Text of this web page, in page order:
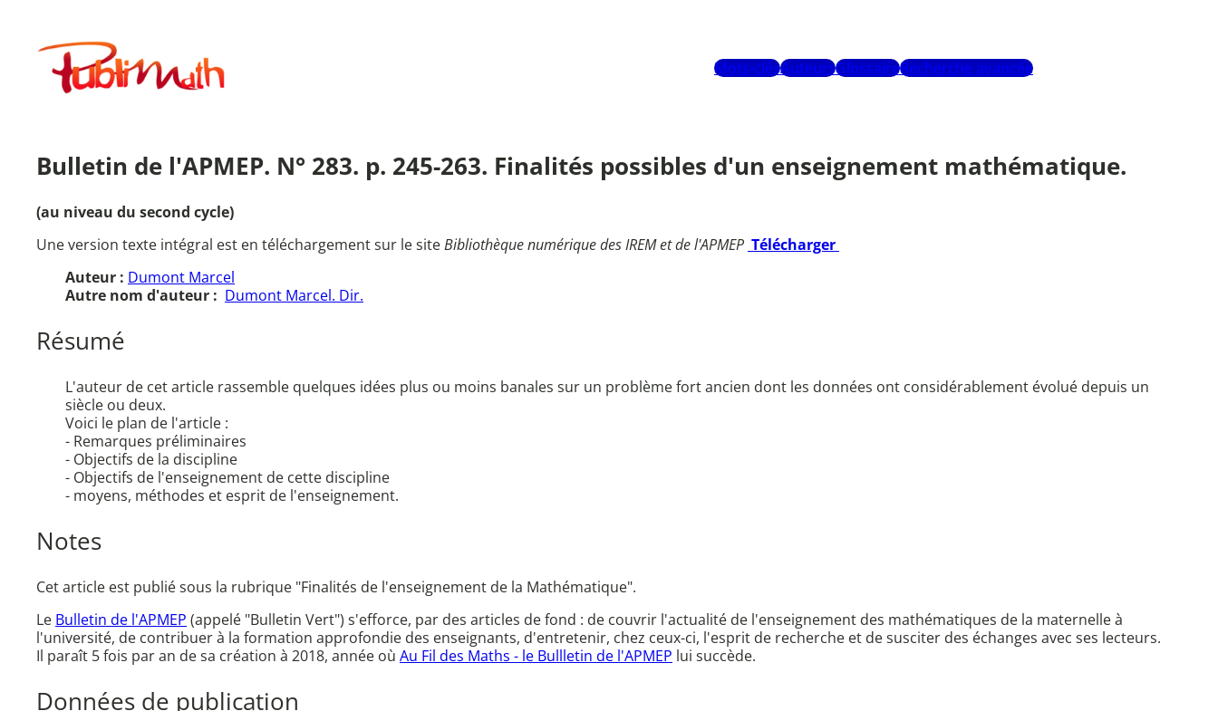
contenuPublimath
Mots-clésAuteursGlossaireRecherche avancée
Bulletin de l'APMEP. N° 283. p. 245-263. Finalités possibles d'un enseignement mathématique.
(au niveau du second cycle)
Une version texte intégral est en téléchargement sur le siteBibliothèque numérique des IREM et de l'APMEP Télécharger
Auteur : Dumont Marcel
Autre nom d'auteur : Dumont Marcel. Dir.
Résumé
L'auteur de cet article rassemble quelques idées plus ou moins banales sur un problème fort ancien dont les données ont considérablement évolué depuis un
siècle ou deux.
Voici le plan de l'article :
- Remarques préliminaires
- Objectifs de la discipline
- Objectifs de l'enseignement de cette discipline
- moyens, méthodes et esprit de l'enseignement.
Notes
Cet article est publié sous la rubrique "Finalités de l'enseignement de la Mathématique".
Le Bulletin de l'APMEP (appelé "Bulletin Vert") s'efforce, par des articles de fond : de couvrir l'actualité de l'enseignement des mathématiques de la maternelle à
l'université, de contribuer à la formation approfondie des enseignants, d'entretenir, chez ceux-ci, l'esprit de recherche et de susciter des échanges avec ses lecteurs.
Il paraît 5 fois par an de sa création à 2018, année où Au Fil des Maths - le Bullletin de l'APMEP lui succède.
Données de publication